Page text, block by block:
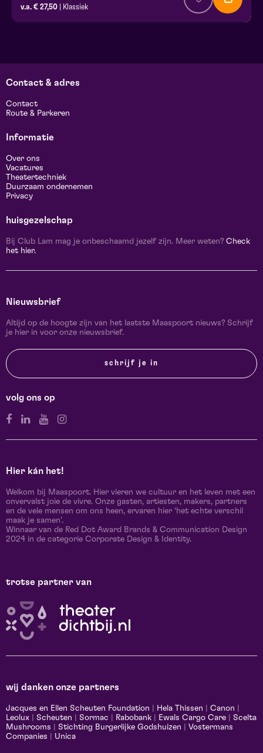
v.a. € 27,50 | Klassiek
Contact & adres
Contact
Route & Parkeren
Informatie
Over ons
Vacatures
Theatertechniek
Duurzaam ondernemen
Privacy
huisgezelschap
Bij Club Lam mag je onbeschaamd jezelf zijn. Meer weten? Check
het hier.
Nieuwsbrief
Altijd op de hoogte zijn van het laatste Maaspoort nieuws? Schrijf
je hier in voor onze nieuwsbrief.
schrijf je in
volg ons op
Hier kán het!
Welkom bij Maaspoort. Hier vieren we cultuur en het leven met een
onvervalst joie de vivre. Onze gasten, artiesten, makers, partners
en de vele mensen om ons heen, ervaren hier ‘het echte verschil
maak je samen’.
Winnaar van de Red Dot Award Brands & Communication Design
2024 in de categorie Corporate Design & Identity.
trotse partner van
wij danken onze partners
Jacques en Ellen Scheuten Foundation Hela Thissen Canon
Leolux
Scheuten Sormac Rabobank Ewals Cargo Care
Scelta
Mushrooms
Stichting Burgerlijke Godshuizen
Vostermans
Companies
Unica